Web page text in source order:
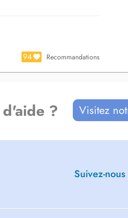
94 Recommandations
? Visitez
Suivez-